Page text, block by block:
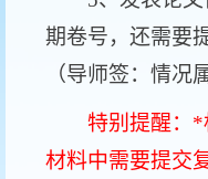
期卷号，还需要
（导师签：情况
特别提醒：*
材料中需要提交